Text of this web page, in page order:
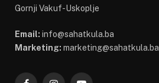
Gornji Vakuf-Uskoplje
Email: info@sahatkula.ba
Marketing: marketing@sahatkula.ba